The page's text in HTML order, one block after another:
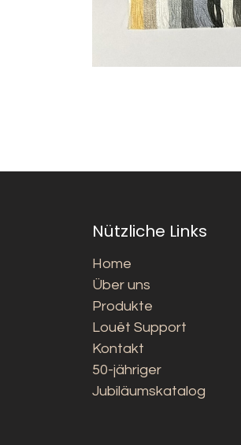
Nützliche Links
Home
Über uns
Produkte
Louët Support
Kontakt
50-jähriger
Jubiläumskatalog